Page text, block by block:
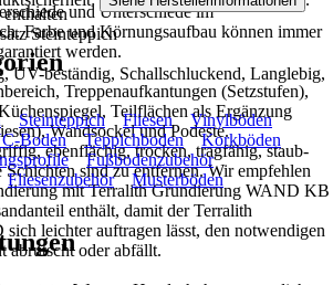
Steinteppich
UV-beständig, Schallschluckend, Langlebig,
und Unterschiede im
Farbe und Körnungsaufbau können immer
werden.
Treppenaufkantungen (Setzstufen),
Teilflächen als Ergänzung
Wandsockel und Podeste.
ebenflächig, trocken, tragfähig, staub-
sind zu entfernen. Wir empfehlen
mit Terralith Grundierung WAND KB
enthält, damit der Terralith
leichter auftragen lässt, den notwendigen
abrutscht oder abfällt.
Steinteppich Fliesen
Vinylböden
Boden Teppichboden
Korkböden
Fußbodenzubehör
Fliesenzubehör
Musterböden